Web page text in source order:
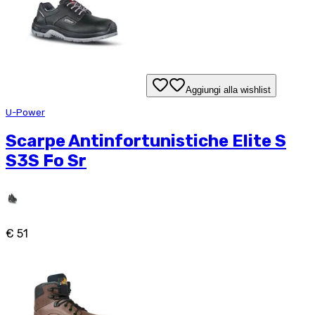
Aggiungi alla wishlist
U-Power
Scarpe Antinfortunistiche Elite S
S3S Fo Sr
€ 51